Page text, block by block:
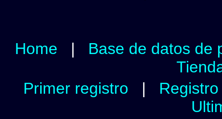
Home | Base de datos de
Primer registro |